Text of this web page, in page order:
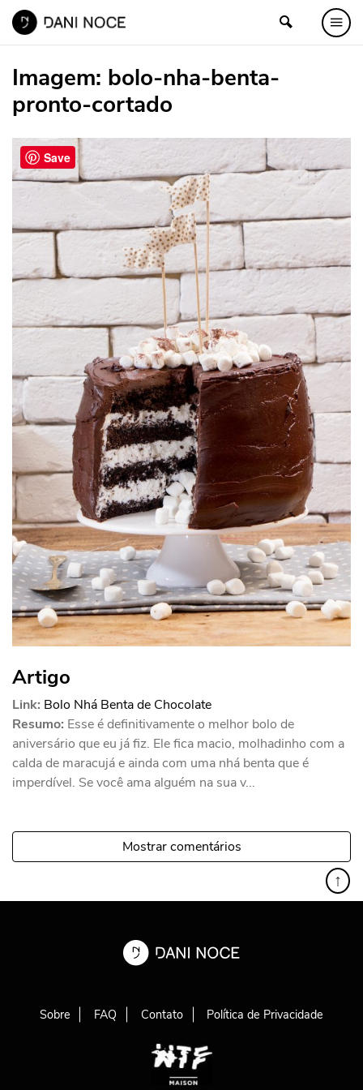
Imagem: bolo-nha-benta-
pronto-cortado
Artigo
Link: Bolo Nhá Benta de Chocolate
Resumo: Esse é definitivamente o melhor bolo de
aniversário que eu já fiz. Ele fica macio, molhadinho com a
calda de maracujá e ainda com uma nhá benta que é
imperdível. Se você ama alguém na sua v...
Mostrar comentários
↑
Sobre FAQ Contato Política de Privacidade
Save